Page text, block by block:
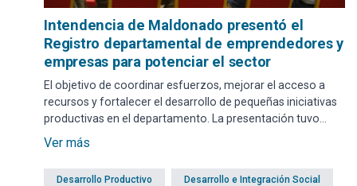
Intendencia de Maldonado presentó el
Registro departamental de emprendedores y
empresas para potenciar el sector
El objetivo de coordinar esfuerzos, mejorar el acceso a
recursos y fortalecer el desarrollo de pequeñas iniciativas
productivas en el departamento. La presentación tuvo
lugar este martes 21 de abril y contó con la presencia del
Ver más
Desarrollo Productivo Desarrollo e Integración Social